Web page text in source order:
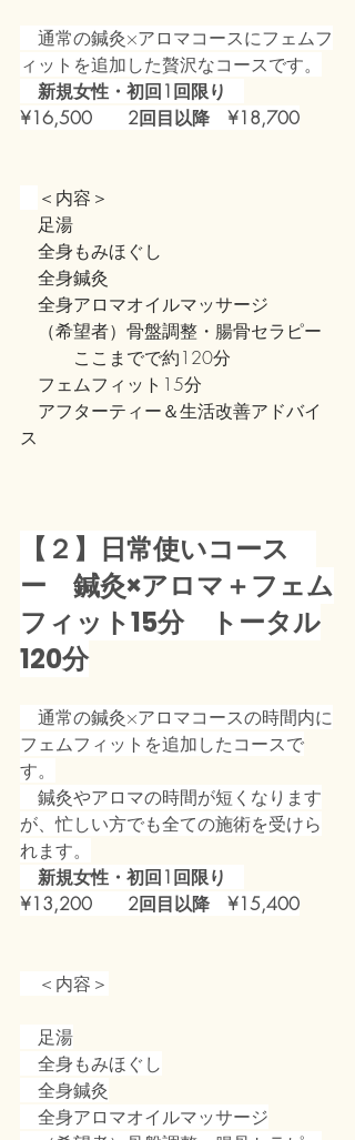
通常の鍼灸×アロマコースにフェムフ
ィットを追加した贅沢なコースです。
新規女性・初回1回限り
¥16,500　　2回目以降　¥18,700
＜内容＞
足湯
全身もみほぐし
全身鍼灸
全身アロマオイルマッサージ
（希望者）骨盤調整・腸骨セラピー
ここまでで約120分
フェムフィット15分
アフターティー＆生活改善アドバイ
ス
【２】日常使いコース
ー　鍼灸×アロマ＋フェム
フィット15分　トータル
120分
通常の鍼灸×アロマコースの時間内に
フェムフィットを追加したコースで
す。
鍼灸やアロマの時間が短くなります
が、忙しい方でも全ての施術を受けら
れます。
新規女性・初回1回限り
¥13,200　　2回目以降　¥15,400
＜内容＞
足湯
全身もみほぐし
全身鍼灸
全身アロマオイルマッサージ